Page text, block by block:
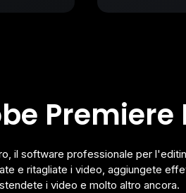
Premiere
il software professionale per
e ritagliate i video, aggiungete
i video e molto altro ancora.